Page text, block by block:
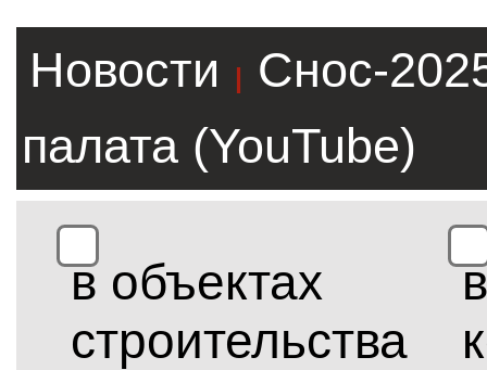
Новости |
Снос-
палата (YouTube)
в объектах
строительства
в